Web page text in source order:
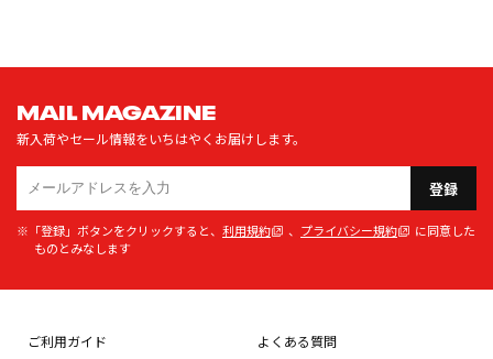
MAIL MAGAZINE
新入荷やセール情報をいちはやくお届けします。
登録
※「登録」ボタンをクリックすると、 利用規約 、 プライバシー規約
に同意した
ものとみなします
ご利用ガイド
よくある質問